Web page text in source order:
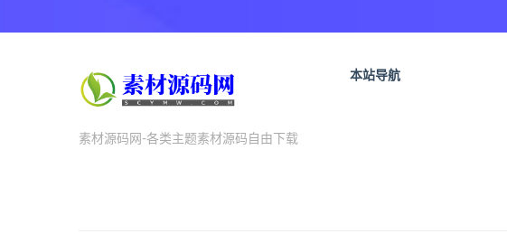
素材源码网-各类主题素材源码自由下载
本站导航